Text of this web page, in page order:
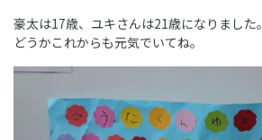
豪太は17歳、ユキさんは21歳になりました。
どうかこれからも元気でいてね。